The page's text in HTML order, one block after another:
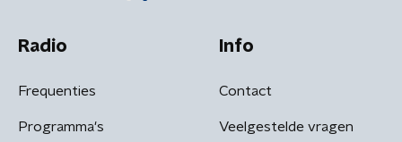
Radio
Frequenties
Programma's
Info
Contact
Veelgestelde vragen